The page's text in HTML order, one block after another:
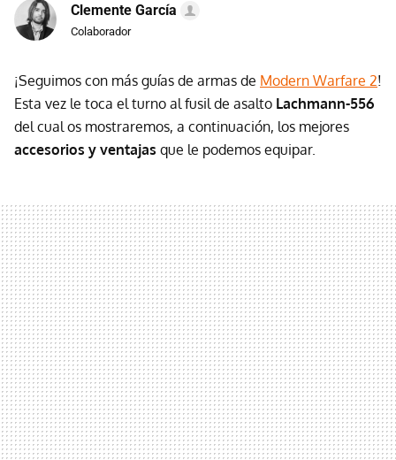
Clemente García
Colaborador
¡Seguimos con más guías de armas de Modern Warfare 2!
Esta vez le toca el turno al fusil de asalto Lachmann-556
del cual os mostraremos, a continuación, los mejores
accesorios y ventajas que le podemos equipar.